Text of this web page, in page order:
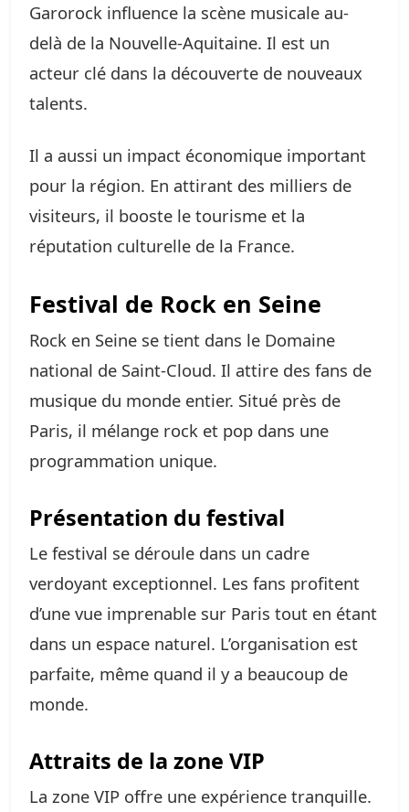
Garorock influence la scène musicale au-
delà de la Nouvelle-Aquitaine. Il est un
acteur clé dans la découverte de nouveaux
talents.
Il a aussi un impact économique important
pour la région. En attirant des milliers de
visiteurs, il booste le tourisme et la
réputation culturelle de la France.
Festival de Rock en Seine
Rock en Seine se tient dans le Domaine
national de Saint-Cloud. Il attire des fans de
musique du monde entier. Situé près de
Paris, il mélange rock et pop dans une
programmation unique.
Présentation du festival
Le festival se déroule dans un cadre
verdoyant exceptionnel. Les fans profitent
d’une vue imprenable sur Paris tout en étant
dans un espace naturel. L’organisation est
parfaite, même quand il y a beaucoup de
monde.
Attraits de la zone VIP
La zone VIP offre une expérience tranquille.